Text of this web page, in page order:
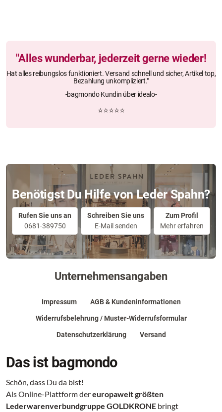
"Alles wunderbar, jederzeit gerne wieder!
Hat alles reibungslos funktioniert. Versand schnell und sicher, Artikel top,
Bezahlung unkompliziert."
-bagmondo Kundin über idealo-
⭐⭐⭐⭐⭐
Benötigst Du Hilfe von Leder Spahn?
Rufen Sie uns an
0681-389750
Schreiben Sie uns
E-Mail senden
Zum Profil
Mehr erfahren
Unternehmensangaben
Impressum AGB & Kundeninformationen
Widerrufsbelehrung / Muster-Widerrufsformular
Datenschutzerklärung Versand
Das ist bagmondo
Schön, dass Du da bist!
Als Online-Plattform dereuropaweit größten
Lederwarenverbundgruppe GOLDKRONE bringt